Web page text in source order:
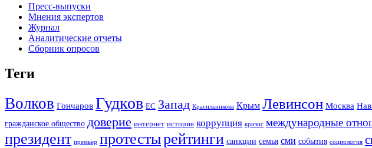
Пресс-выпуски
Мнения экспертов
Журнал
Аналитические отчеты
Сборник опросов
Теги
Волков Гончаров Гудков ЕС Запад Красильникова Крым Левинсон Москва
гражданское общество доверие интернет история коррупция кризис международные
президент премьер протестырейтинги санкции семья сми события социология